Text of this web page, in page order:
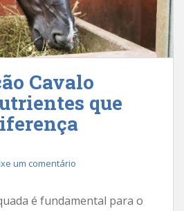
Cavalo
que
um comentário
é fundamental para o